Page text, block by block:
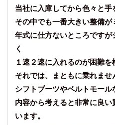
当社に入庫してから色々と手
その中でも一番大きい整備が
年式に仕方ないところです
く
１速２速に入れるのが困難を
それでは、まともに乗れませ
シフトブーツやベルトモール
内容から考えると非常に良
います。